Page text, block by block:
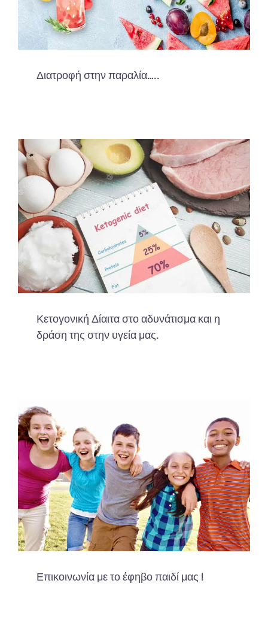
Διατροφή στην παραλία…..
Κετογονική Δίαιτα στο αδυνάτισμα και η
δράση της στην υγεία μας.
Επικοινωνία με το έφηβο παιδί μας !